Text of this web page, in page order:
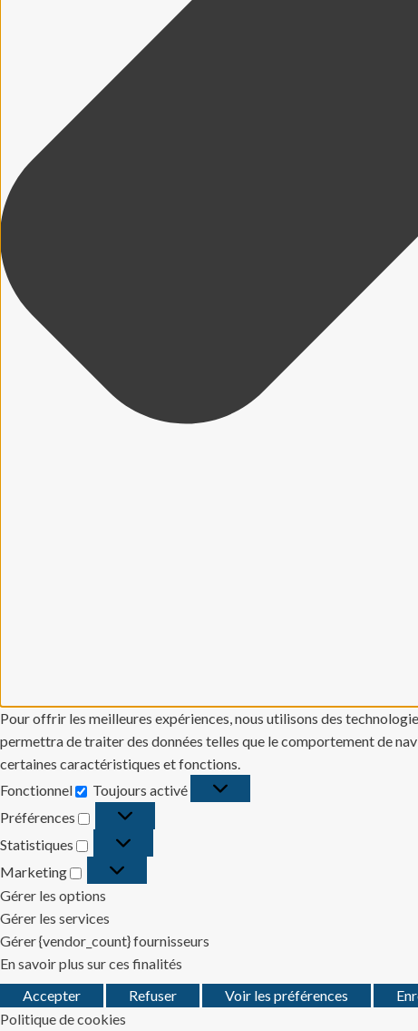
Pour offrir les meilleures expériences, nous utilisons des
permettra de traiter des données telles que le comportement de
certaines caractéristiques et fonctions.
Fonctionnel
Fonctionnel
Toujours activé
Préférences
Préférences
Statistiques
Statistiques
Marketing
Marketing
Gérer les options
Gérer les services
Gérer {vendor_count} fournisseurs
En savoir plus sur ces finalités
Accepter
Refuser Voir les préférences
Politique de cookies